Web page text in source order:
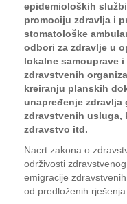
epidemioloških
promociju zdravlja i
stomatološke
odbori za zdravlje u
lokalne samouprave
zdravstvenih
kreiranju planskih
unapređenje
zdravstvenih usluga,
zdravstvo itd.
Nacrt zakona o
održivosti
emigracije
od predloženih rješenja